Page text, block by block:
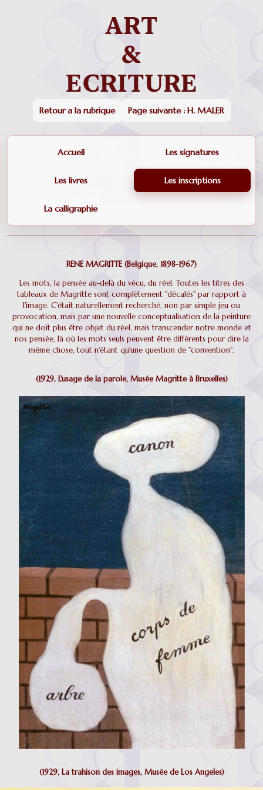
Retour a la rubrique Page suivante : H. MALER
Accueil Les signatures
Les livres Les inscriptions
La calligraphie
RENE MAGRITTE (Belgique, 1898-1967)
Les mots, la pensée au-delà du vécu, du réel. Toutes les titres des
tableaux de Magritte sont complètement "décalés" par rapport à
l'image. C'était naturellement recherché, non par simple jeu ou
provocation, mais par une nouvelle conceptualisation de la peinture
qui ne doit plus être objet du réel, mais transcender notre monde et
nos pensée, là où les mots seuls peuvent être différents pour dire la
même chose, tout n'étant qu'une question de "convention".
(1929, L'usage de la parole, Musée Magritte à Bruxelles)
(1929, La trahison des images, Musée de Los Angeles)